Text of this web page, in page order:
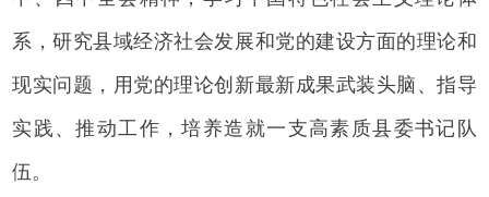
系，研究县域经济社会发展和党的建设方面的理论和
现实问题，用党的理论创新最新成果武装头脑、指导
实践、推动工作，培养造就一支高素质县委书记队
伍。